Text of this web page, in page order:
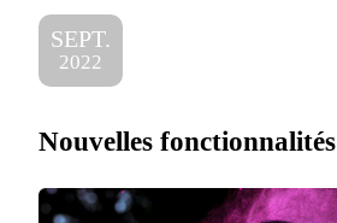
SEPT.
2022
Nouvelles fonctionnalités